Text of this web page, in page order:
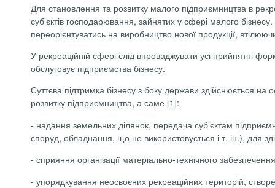
Для становлення та розвитку малого підприємництва в
суб’єктів господарювання, зайнятих у сфері малого
переорієнтуватись на виробництво нової продукції,
У рекреаційній сфері слід впроваджувати усі прийнятні
обслуговує підприємства бізнесу.
Суттєва підтримка бізнесу з боку держави здійснюється
розвитку підприємництва, а саме [1]:
- надання земельних ділянок, передача суб’єктам
споруд, обладнання, що не використовується і т. ін.), для
- сприяння організації матеріально-технічного
- упорядкування неосвоєних рекреаційних територій,